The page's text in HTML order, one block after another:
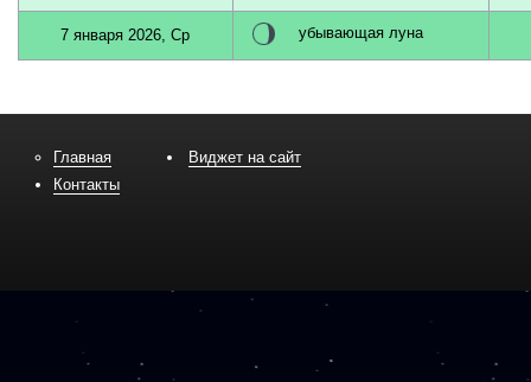
7 января 2026, Ср убывающая луна
Главная
Контакты
Виджет на сайт